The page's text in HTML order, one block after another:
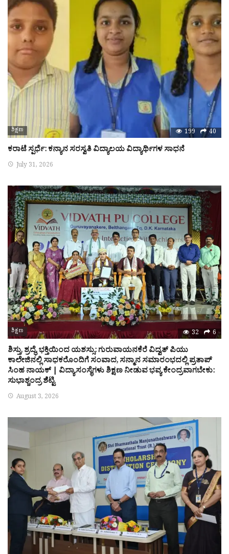
ಶಿಕ್ಷಣ 199 40
ಕರಾಟೆ ಸ್ಪರ್ಧೆ: ಕನ್ಯಾನ ಸರಸ್ವತಿ ವಿದ್ಯಾಲಯ ವಿದ್ಯಾರ್ಥಿಗಳ ಸಾಧನೆ
July 31, 2026
ಶಿಕ್ಷಣ 32 6
ಶಿಸ್ತು, ಶ್ರದ್ಧೆ, ಭಕ್ತಿಯಿಂದ ಯಶಸ್ಸು: ಗುರುವಾಯನಕೆರೆ ವಿದ್ವತ್ ಪಿಯು
ಕಾಲೇಜಿನಲ್ಲಿ ಸಾಧಕರೊಂದಿಗೆ ಸಂವಾದ, ಸನ್ಮಾನ ಸಮಾರಂಭದಲ್ಲಿ ಪ್ರತಾಪ್
ಸಿಂಹ ನಾಯಕ್ | ವಿದ್ಯಾಸಂಸ್ಥೆಗಳು ಶಿಕ್ಷಣ ನೀಡುವ ಭವ್ಯ ಕೇಂದ್ರವಾಗಬೇಕು:
ಸುಭಾಶ್ಚಂದ್ರ ಶೆಟ್ಟಿ
August 3, 2026